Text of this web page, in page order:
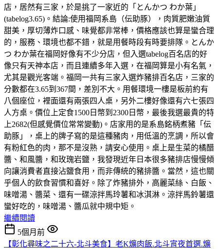
店，居然有三家，於是挑了一家近的「とんかつ わか葉」
(tabelog3.65)。結論:使用福岡系島（伝助豚），肉質肥嫩油質
甜美，厚切薄炸口感、味覺都非常棒，價格應該也算是蠻合理
的，服務、環境也都不錯，就是用餐時段有時要排隊。とんか
つ わか葉在福岡好像有不少分店，但入選tabelog百名店的好
像只有天神本店，而且連續多年入選，在福岡算是小有名氣，
尤其是觀光客端。福岡一共有三家入選炸豬排百名店，三家的
分數都在3.65到367間，差別不大。用餐環境一樓是板前約有
八個座位，裡面還有兩張四人桌，另外二樓好像還有六七張四
人方桌。價位上定食1500日幣到2300日幣，最後我選最貴的特
上2682(但感覺價位常常變動)。店家用的是系島銘柄煮豬「伝
助豚」，桌上的牌子寫的是這種豬肉，用低溫的烹調，所以會
有粉紅色的肉，那不是沒熟，請安心使用。桌上是生菜的橘醋
醬、和風醬，和玫瑰岩鹽，我發現近年日本很多豬排店慢慢傾
向讓消費者直接沾鹽食用，而非傳統的豬排醬。當然，這也關
乎個人的飲食習慣和喜好。除了炸豬排外，高麗菜絲、白飯、
味噌湯、醬菜、還有一碟涼拌馬玲薯和冰淇淋。涼拌馬鈴薯還
蠻好吃的，味噌湯、醬瓜就中規中矩。
繼續閱讀
5個月前
【彰化尋味之二十六-北斗美食】老K爌肉飯.北斗宵夜首選.爌